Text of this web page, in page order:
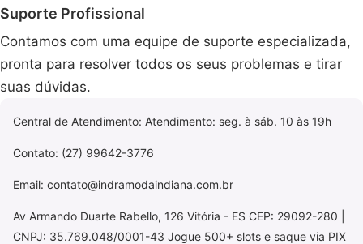
Suporte Profissional
Contamos com uma equipe de suporte especializada,
pronta para resolver todos os seus problemas e tirar
suas dúvidas.
Central de Atendimento: Atendimento: seg. à sáb. 10 às 19h
Contato: (27) 99642-3776
Email: contato@indramodaindiana.com.br
Av Armando Duarte Rabello, 126 Vitória - ES CEP: 29092-280 |
CNPJ: 35.769.048/0001-43 Jogue 500+ slots e saque via PIX